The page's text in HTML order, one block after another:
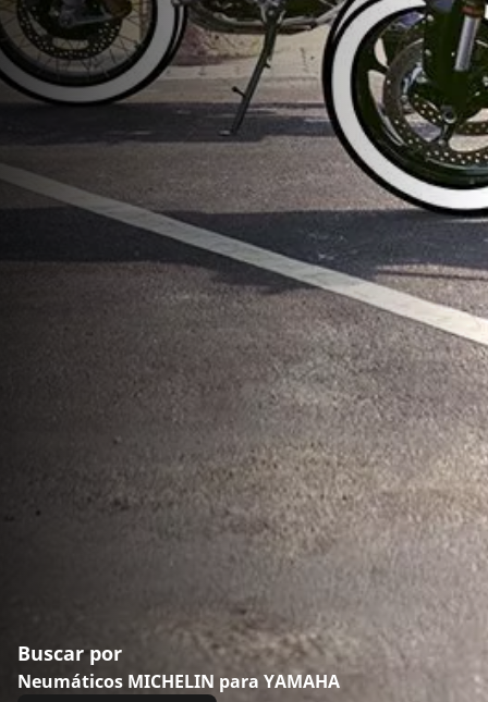
Buscar por
Neumáticos MICHELIN para YAMAHA